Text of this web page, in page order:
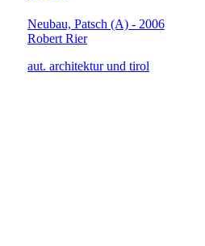
Neubau, Patsch (A) - 2006
Robert Rier
aut. architektur und tirol